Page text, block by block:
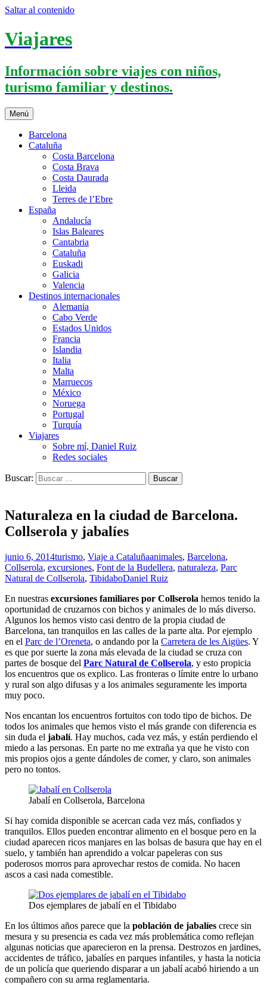
Saltar al contenido
Viajares
Información sobre viajes con niños,
turismo familiar y destinos.
Menú
Barcelona
Cataluña
Costa Barcelona
Costa Brava
Costa Daurada
Lleida
Terres de l’Ebre
España
Andalucía
Islas Baleares
Cantabria
Cataluña
Euskadi
Galicia
Valencia
Destinos internacionales
Alemania
Cabo Verde
Estados Unidos
Francia
Islandia
Italia
Malta
Marruecos
México
Noruega
Portugal
Turquía
Viajares
Sobre mí, Daniel Ruiz
Redes sociales
Buscar:
Naturaleza en la ciudad de Barcelona.
Collserola y jabalíes
junio 6, 2014turismo, Viaje a Cataluñaanimales, Barcelona,
Collserola, excursiones, Font de la Budellera, naturaleza, Parc
Natural de Collserola, TibidaboDaniel Ruiz
En nuestras excursiones familiares por Collserola hemos tenido la
oportunidad de cruzarnos con bichos y animales de lo más diverso.
Algunos los hemos visto casi dentro de la propia ciudad de
Barcelona, tan tranquilos en las calles de la parte alta. Por ejemplo
en el Parc de l’Oreneta, o andando por la Carretera de les Aigües. Y
es que por suerte la zona más elevada de la ciudad se cruza con
partes de bosque del Parc Natural de Collserola, y esto propicia
los encuentros que os explico. Las fronteras o límite entre lo urbano
y rural son algo difusas y a los animales seguramente les importa
muy poco.
Nos encantan los encuentros fortuitos con todo tipo de bichos. De
todos los animales que hemos visto el más grande con diferencia es
sin duda el jabalí. Hay muchos, cada vez más, y están perdiendo el
miedo a las personas. En parte no me extraña ya que he visto con
mis propios ojos a gente dándoles de comer, y claro, son animales
pero no tontos.
Jabalí en Collserola, Barcelona
Si hay comida disponible se acercan cada vez más, confiados y
tranquilos. Ellos pueden encontrar alimento en el bosque pero en la
ciudad aparecen ricos manjares en las bolsas de basura que hay en el
suelo, y también han aprendido a volcar papeleras con sus
poderosos morros para aprovechar restos de comida. No hacen
ascos a casi nada comestible.
Dos ejemplares de jabalí en el Tibidabo
En los últimos años parece que la población de jabalíes crece sin
mesura y su presencia es cada vez más problemática como reflejan
algunas noticias que aparecieron en la prensa. Destrozos en jardines,
accidentes de tráfico, jabalíes en parques infantiles, y hasta la noticia
de un policía que queriendo disparar a un jabalí acabó hiriendo a un
compañero con su arma reglamentaria.